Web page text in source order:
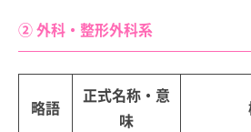
② 外科・整形外科系
略語
正式名称・意
味